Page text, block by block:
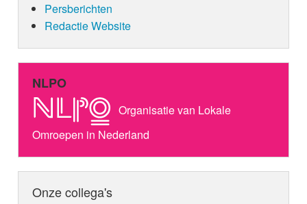
Persberichten
Redactie Website
NLPO
Organisatie van Lokale
Omroepen in Nederland
Onze collega's